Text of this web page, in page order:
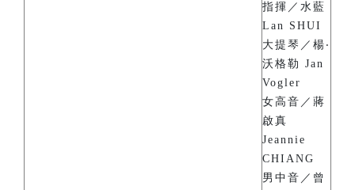
指揮／水藍
Lan SHUI
大提琴／楊‧
沃格勒 Jan
Vogler
女高音／蔣
啟真
Jeannie
CHIANG
男中音／曾